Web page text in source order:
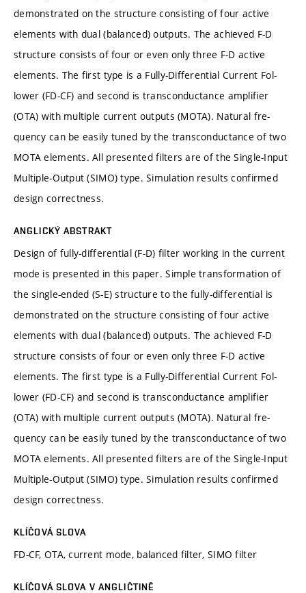
demonstrated on the structure consisting of four active
elements with dual (balanced) outputs. The achieved F-D
structure consists of four or even only three F-D active
elements. The first type is a Fully-Differential Current Fol-
lower (FD-CF) and second is transconductance amplifier
(OTA) with multiple current outputs (MOTA). Natural fre-
quency can be easily tuned by the transconductance of two
MOTA elements. All presented filters are of the Single-Input
Multiple-Output (SIMO) type. Simulation results confirmed
design correctness.
ANGLICKÝ ABSTRAKT
Design of fully-differential (F-D) filter working in the current
mode is presented in this paper. Simple transformation of
the single-ended (S-E) structure to the fully-differential is
demonstrated on the structure consisting of four active
elements with dual (balanced) outputs. The achieved F-D
structure consists of four or even only three F-D active
elements. The first type is a Fully-Differential Current Fol-
lower (FD-CF) and second is transconductance amplifier
(OTA) with multiple current outputs (MOTA). Natural fre-
quency can be easily tuned by the transconductance of two
MOTA elements. All presented filters are of the Single-Input
Multiple-Output (SIMO) type. Simulation results confirmed
design correctness.
KLÍČOVÁ SLOVA
FD-CF, OTA, current mode, balanced filter, SIMO filter
KLÍČOVÁ SLOVA V ANGLIČTINĚ